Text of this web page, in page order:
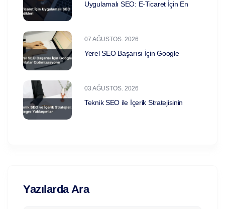
Uygulamalı SEO: E-Ticaret İçin En
07 AĞUSTOS. 2026
Yerel SEO Başarısı İçin Google
03 AĞUSTOS. 2026
Teknik SEO ile İçerik Stratejisinin
Yazılarda Ara